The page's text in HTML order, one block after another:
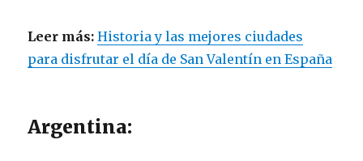
Leer más: Historia y las mejores ciudades
para disfrutar el día de San Valentín en España
Argentina: